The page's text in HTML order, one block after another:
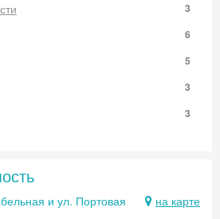
3
6
5
3
3
и ул. Портовая на карте